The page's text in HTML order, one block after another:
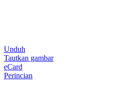
Unduh
Tautkan gambar
eCard
Perincian